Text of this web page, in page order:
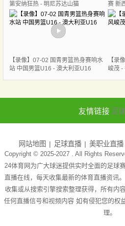
第安纳狂热 - 明尼苏达山猫
赛 新
【录像】07-02 国青男篮热身赛响水
站 中国男篮U16 - 澳大利亚U16
【录
峻茂 -
友情链接 足
网站地图 足球直播 美职业直播
Copyright © 2025-2027 . All Rights
24体育网为广大球迷提供实时全面的足球
直播在线，每天收集最新的体育直播资讯
收集或从搜索引擎搜索整理获得，所有内
任何直播信号和视频内容 如有侵犯您的权
理。